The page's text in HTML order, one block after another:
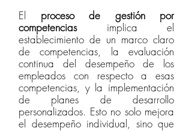
El proceso de gestión por
competenciasimplica el
establecimiento de un marco claro
de competencias, la evaluación
continua del desempeño de los
empleados con respecto a esas
competencias, y la implementación
de planes de desarrollo
personalizados. Esto no solo mejora
el desempeño individual, sino que